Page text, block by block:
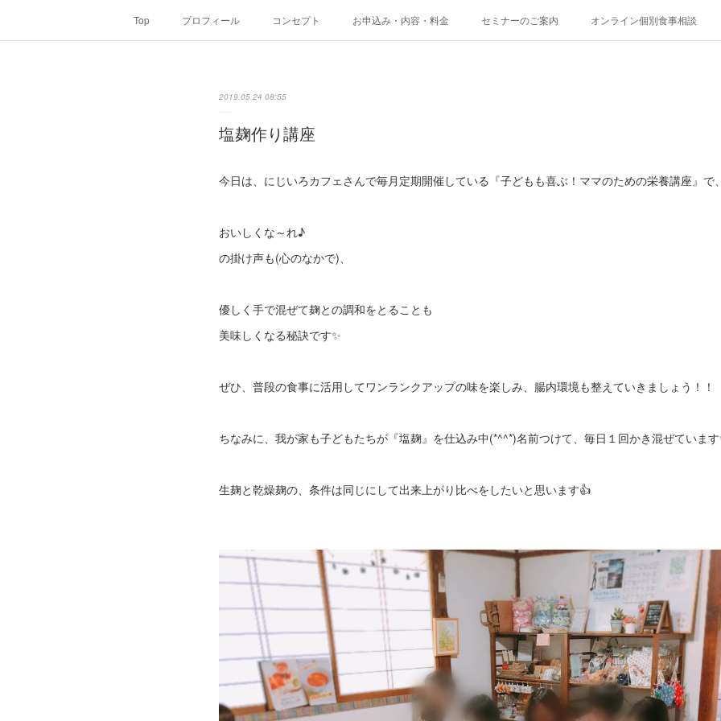
Top プロフィール コンセプト お申込み・内容・料金 セミナーのご案内 オンライン個別食事相談
2019.05.24 08:55
塩麹作り講座
今日は、にじいろカフェさんで毎月定期開催している『子どもも喜ぶ！ママのための栄養講座』で
おいしくな～れ♪
の掛け声も(心のなかで)、
優しく手で混ぜて麹との調和をとることも
美味しくなる秘訣です✨
ぜひ、普段の食事に活用してワンランクアップの味を楽しみ、腸内環境も整えていきましょう！！
ちなみに、我が家も子どもたちが『塩麹』を仕込み中(*^^*)名前つけて、毎日１回かき混ぜています
生麹と乾燥麹の、条件は同じにして出来上がり比べをしたいと思います👍